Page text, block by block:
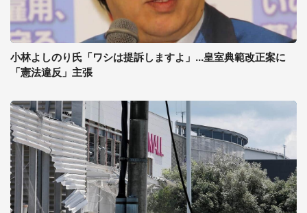
小林よしのり氏「ワシは提訴しますよ」...皇室典範改正案に
「憲法違反」主張